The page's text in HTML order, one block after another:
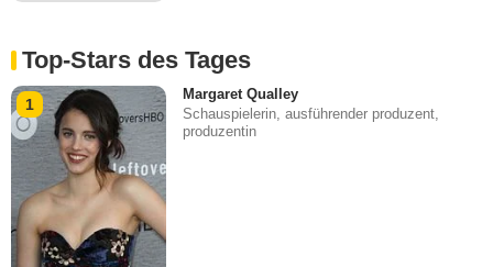
Top-Stars des Tages
1
Margaret Qualley
Schauspielerin, ausführender produzent,
produzentin